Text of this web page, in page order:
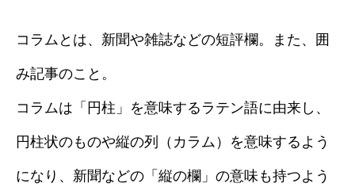
コラムとは、新聞や雑誌などの短評欄。また、囲
み記事のこと。
コラムは「円柱」を意味するラテン語に由来し、
円柱状のものや縦の列（カラム）を意味するよう
になり、新聞などの「縦の欄」の意味も持つよう